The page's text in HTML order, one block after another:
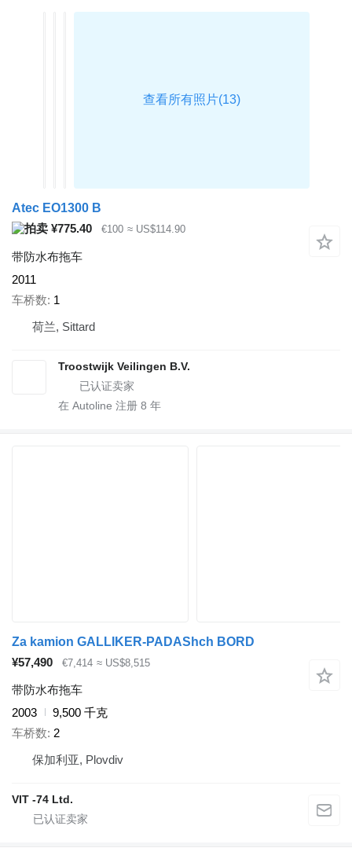
Atec EO1300 B
¥775.40
€100 ≈ US$114.90
带防水布拖车
2011
车桥数 1
荷兰, Sittard
Troostwijk Veilingen B.V.
在 Autoline 注册 8 年
Za kamion GALLIKER-PADAShch BORD
¥57,490
€7,414 ≈ US$8,515
带防水布拖车
2003
9,500 千克
车桥数 2
保加利亚, Plovdiv
VIT -74 Ltd.